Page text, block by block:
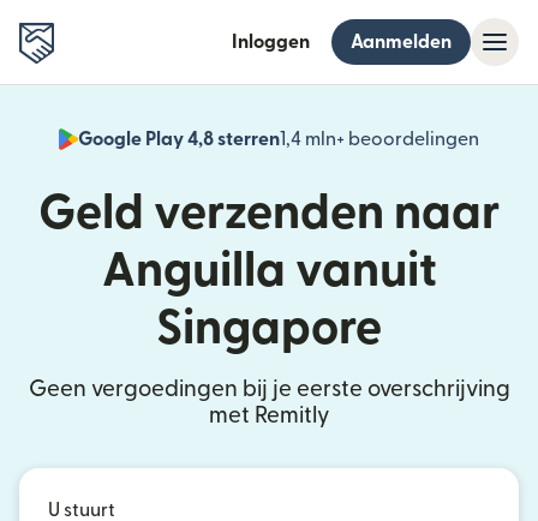
Inloggen Aanmelden
Google Play 4,8 sterren1,4 mln+ beoordelingen
Geld verzenden naar
Anguilla vanuit
Singapore
Geen vergoedingen bij je eerste overschrijving
met Remitly
U stuurt